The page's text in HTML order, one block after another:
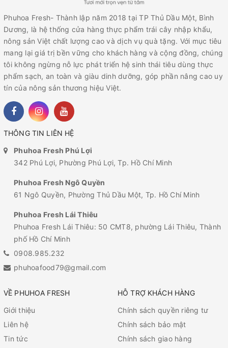
Phuhoa Fresh- Thành lập năm 2018 tại TP Thủ Dầu Một, Bình
Dương, là hệ thống cửa hàng thực phẩm trái cây nhập khẩu,
nông sản Việt chất lượng cao và dịch vụ quà tặng. Với mục tiêu
mang lại giá trị bền vững cho khách hàng và cộng đồng, chúng
tôi không ngừng nỗ lực phát triển hệ sinh thái tiêu dùng thực
phẩm sạch, an toàn và giàu dinh dưỡng, góp phần nâng cao uy
tín của nông sản thương hiệu Việt.
THÔNG TIN LIÊN HỆ
Phuhoa Fresh Phú Lợi
342 Phú Lợi, Phường Phú Lợi, Tp. Hồ Chí Minh
Phuhoa Fresh Ngô Quyền
61 Ngô Quyền, Phường Thủ Dầu Một, Tp. Hồ Chí Minh
Phuhoa Fresh Lái Thiêu
Phuhoa Fresh Lái Thiêu: 50 CMT8, phường Lái Thiêu, Thành
phố Hồ Chí Minh
0908.985.232
phuhoafood79@gmail.com
VỀ PHUHOA FRESH
Giới thiệu
Liên hệ
Tin tức
HỖ TRỢ KHÁCH HÀNG
Chính sách quyền riêng tư
Chính sách bảo mật
Chính sách giao hàng